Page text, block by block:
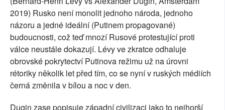
2019) Rusko není monolit jednoho národa, jednoho
názoru a jedné ideální (Putinem propagované)
budoucnosti, což teď mnozí Rusové protestující proti
válce neustále dokazují. Lévy ve zkratce odhaluje
obrovské pokrytectví Putinova režimu už na úrovni
rétoriky několik let před tím, co se nyní v ruských médiích
černá změnila v bílou a noc v den.
Dugin zase popisuje západní civilizaci jako to nejhorší